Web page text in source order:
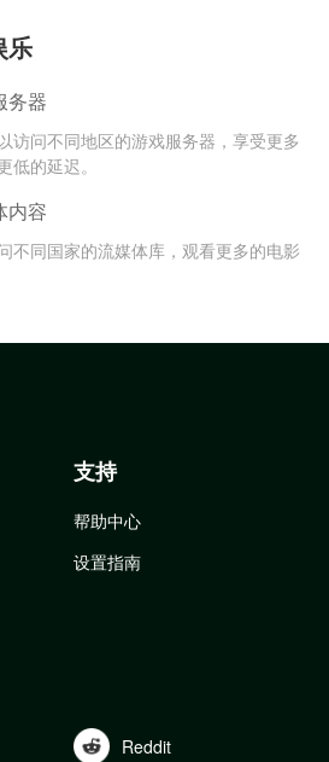
乐
务器
访问不同地区的游戏服务器，享受更多
低的延迟。
内容
不同国家的流媒体库，观看更多的电影
支持
帮助中心
设置指南
Reddit